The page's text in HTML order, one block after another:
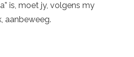
is, moet jy, volgens my
aanbeweeg.